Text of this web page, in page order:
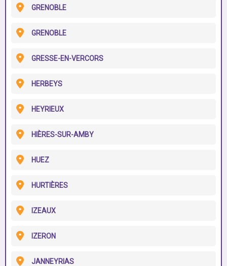
GRENOBLE
GRENOBLE
GRESSE-EN-VERCORS
HERBEYS
HEYRIEUX
HIÈRES-SUR-AMBY
HUEZ
HURTIÈRES
IZEAUX
IZERON
JANNEYRIAS